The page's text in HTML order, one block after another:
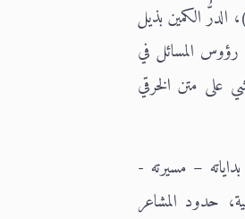
الكلام لابن غازي المكي (7مج)، جامع المسانيد والسنن الهادي لأقوم سنن لابن كثير (10مج)، الدرُّ الكمين بذيل
لابن فهد المكي (3مج)، رموز الكنوز في تفسير الكتاب العزيز للرسعني (9مج)، رؤوس المسائل في
عبدالخالق بن عيسى (2مج)، شرح الزركشي على متن الخرقي
بداياته – مسيرته -
1429هـ: دارسة تاريخية فقهية، حدود المشاعر